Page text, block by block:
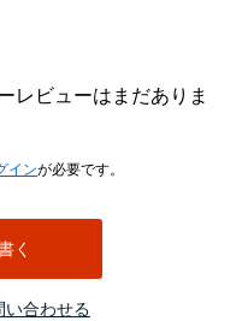
い合わせる
レビューはまだありま
インが必要です。
く